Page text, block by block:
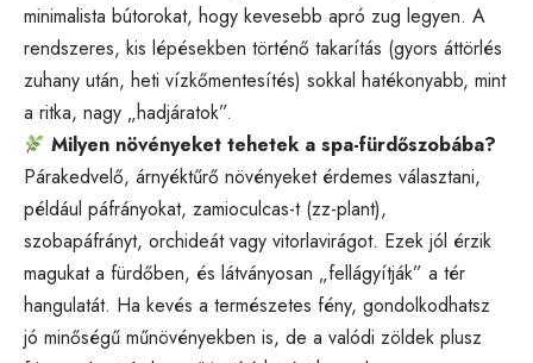
minimalista bútorokat, hogy kevesebb apró zug legyen. A
rendszeres, kis lépésekben történő takarítás (gyors áttörlés
zuhany után, heti vízkőmentesítés) sokkal hatékonyabb, mint
a ritka, nagy „hadjáratok”.
Milyen növényeket tehetek a spa-fürdőszobába?
Párakedvelő, árnyéktűrő növényeket érdemes választani,
például páfrányokat, zamioculcas-t (zz-plant),
szobapáfrányt, orchideát vagy vitorlavirágot. Ezek jól érzik
magukat a fürdőben, és látványosan „fellágyítják” a tér
hangulatát. Ha kevés a természetes fény, gondolkodhatsz
jó minőségű műnövényekben is, de a valódi zöldek plusz